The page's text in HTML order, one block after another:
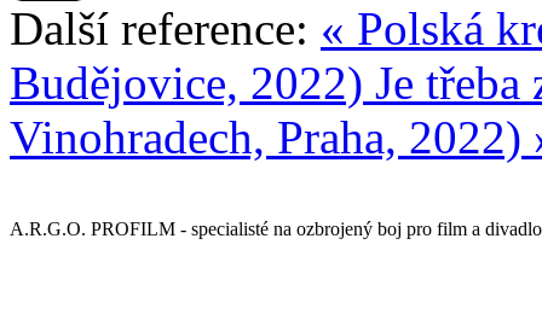
Další reference: « Polská
Budějovice, 2022) Je
Vinohradech, Praha, 2022)
A.R.G.O. PROFILM - specialisté na ozbrojený boj pro film a divadlo